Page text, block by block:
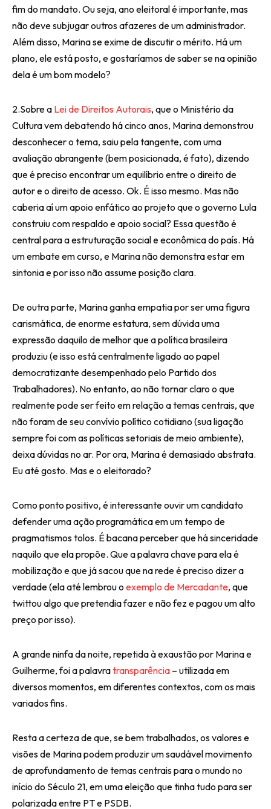
fim do mandato. Ou seja, ano eleitoral é importante, mas
não deve subjugar outros afazeres de um administrador.
Além disso, Marina se exime de discutir o mérito. Há um
plano, ele está posto, e gostaríamos de saber se na opinião
dela é um bom modelo?
2.Sobre a Lei de Direitos Autorais, que o Ministério da
Cultura vem debatendo há cinco anos, Marina demonstrou
desconhecer o tema, saiu pela tangente, com uma
avaliação abrangente (bem posicionada, é fato), dizendo
que é preciso encontrar um equilíbrio entre o direito de
autor e o direito de acesso. Ok. É isso mesmo. Mas não
caberia aí um apoio enfático ao projeto que o governo Lula
construiu com respaldo e apoio social? Essa questão é
central para a estruturação social e econômica do país. Há
um embate em curso, e Marina não demonstra estar em
sintonia e por isso não assume posição clara.
De outra parte, Marina ganha empatia por ser uma figura
carismática, de enorme estatura, sem dúvida uma
expressão daquilo de melhor que a política brasileira
produziu (e isso está centralmente ligado ao papel
democratizante desempenhado pelo Partido dos
Trabalhadores). No entanto, ao não tornar claro o que
realmente pode ser feito em relação a temas centrais, que
não foram de seu convívio político cotidiano (sua ligação
sempre foi com as políticas setoriais de meio ambiente),
deixa dúvidas no ar. Por ora, Marina é demasiado abstrata.
Eu até gosto. Mas e o eleitorado?
Como ponto positivo, é interessante ouvir um candidato
defender uma ação programática em um tempo de
pragmatismos tolos. É bacana perceber que há sinceridade
naquilo que ela propõe. Que a palavra chave para ela é
mobilização e que já sacou que na rede é preciso dizer a
verdade (ela até lembrou o exemplo de Mercadante, que
twittou algo que pretendia fazer e não fez e pagou um alto
preço por isso).
A grande ninfa da noite, repetida à exaustão por Marina e
Guilherme, foi a palavratransparência – utilizada em
diversos momentos, em diferentes contextos, com os mais
variados fins.
Resta a certeza de que, se bem trabalhados, os valores e
visões de Marina podem produzir um saudável movimento
de aprofundamento de temas centrais para o mundo no
início do Século 21, em uma eleição que tinha tudo para ser
polarizada entre PT e PSDB.